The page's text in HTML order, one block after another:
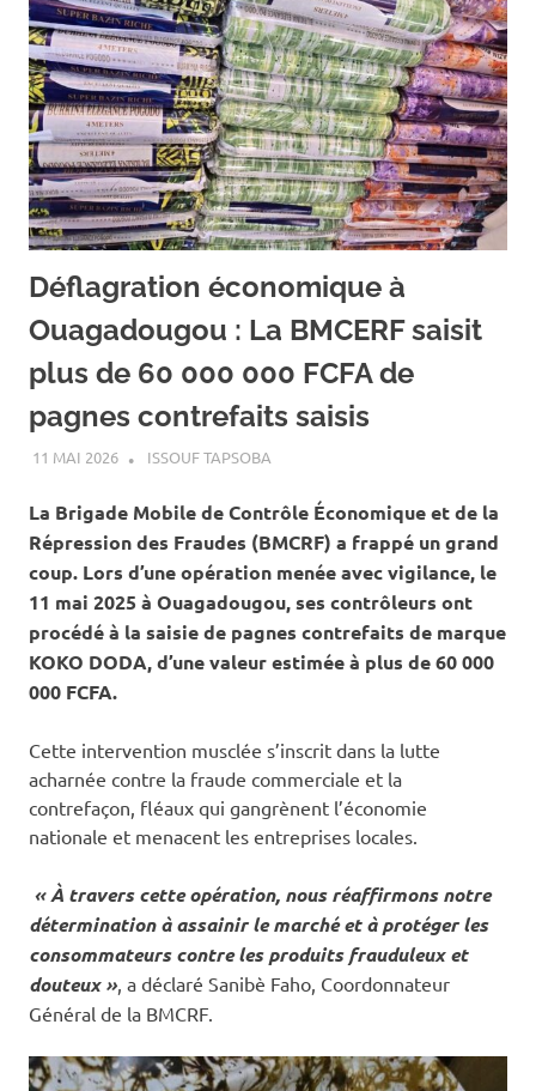
Déflagration économique à
Ouagadougou : La BMCERF saisit
plus de 60 000 000 FCFA de
pagnes contrefaits saisis
11 MAI 2026 ISSOUF TAPSOBA
La Brigade Mobile de Contrôle Économique et de la
Répression des Fraudes (BMCRF) a frappé un grand
coup. Lors d’une opération menée avec vigilance, le
11 mai 2025 à Ouagadougou, ses contrôleurs ont
procédé à la saisie de pagnes contrefaits de marque
KOKO DODA, d’une valeur estimée à plus de 60 000
000 FCFA.
Cette intervention musclée s’inscrit dans la lutte
acharnée contre la fraude commerciale et la
contrefaçon, fléaux qui gangrènent l’économie
nationale et menacent les entreprises locales.
« À travers cette opération, nous réaffirmons notre
détermination à assainir le marché et à protéger les
consommateurs contre les produits frauduleux et
douteux », a déclaré Sanibè Faho, Coordonnateur
Général de la BMCRF.